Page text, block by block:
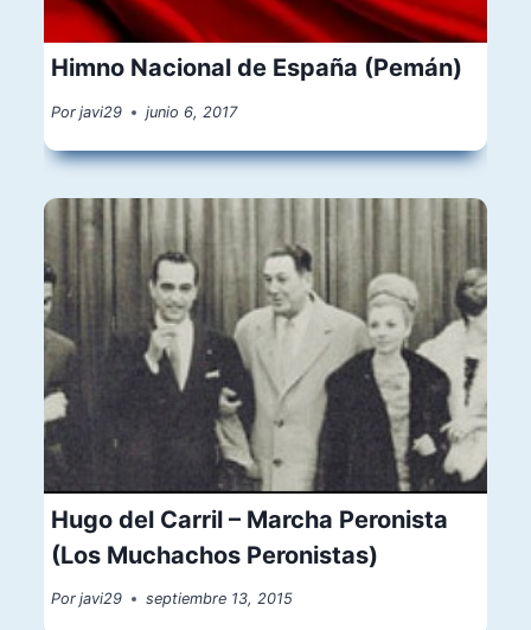
Himno Nacional de España (Pemán)
Por javi29 junio 6, 2017
Hugo del Carril – Marcha Peronista
(Los Muchachos Peronistas)
Por javi29 septiembre 13, 2015